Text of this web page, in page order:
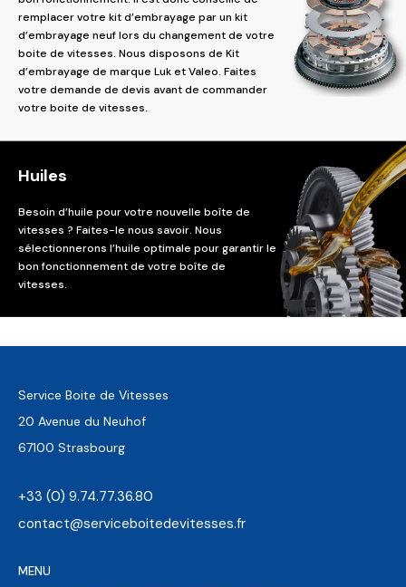
remplacer votre kit d’embrayage par un kit
d’embrayage neuf lors du changement de votre
boite de vitesses. Nous disposons de Kit
d’embrayage de marque Luk et Valeo. Faites
votre demande de devis avant de commander
votre boite de vitesses.
Huiles
Besoin d’huile pour votre nouvelle boîte de
vitesses ? Faites-le nous savoir. Nous
sélectionnerons l’huile optimale pour garantir le
bon fonctionnement de votre boîte de
vitesses.
Service Boite de Vitesses
20 Avenue du Neuhof
67100 Strasbourg
+33 (0) 9.74.77.36.80
contact@serviceboitedevitesses.fr
MENU